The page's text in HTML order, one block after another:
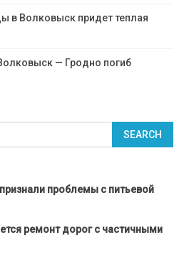
в Волковыск придет теплая
— Гродно погиб
проблемы с питьевой
ремонт дорог с частичными